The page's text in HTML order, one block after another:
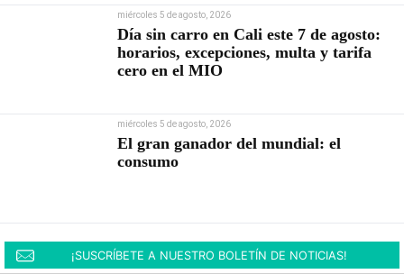
miércoles 5 de agosto, 2026
Día sin carro en Cali este 7 de agosto:
horarios, excepciones, multa y tarifa
cero en el MIO
miércoles 5 de agosto, 2026
El gran ganador del mundial: el
consumo
¡SUSCRÍBETE A NUESTRO BOLETÍN DE NOTICIAS!